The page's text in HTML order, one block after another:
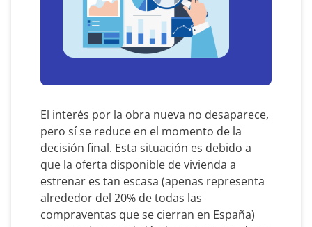
El interés por la obra nueva no desaparece,
pero sí se reduce en el momento de la
decisión final. Esta situación es debido a
que la oferta disponible de vivienda a
estrenar es tan escasa (apenas representa
alrededor del 20% de todas las
compraventas que se cierran en España)